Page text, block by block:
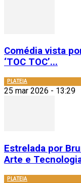
Comédia vista
‘TOC TOC’...
PLATEIA
25 mar 2026 - 13:29
Estrelada por
Arte e
PLATEIA